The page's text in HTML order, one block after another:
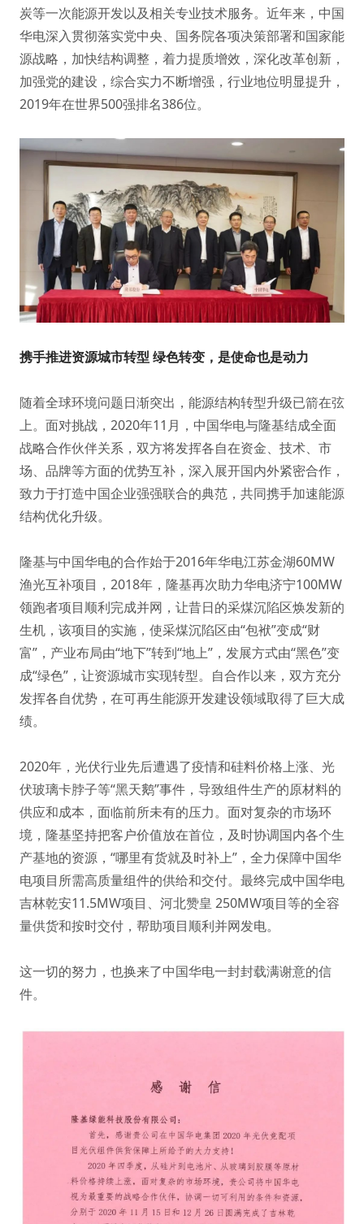
炭等一次能源开发以及相关专业技术服务。近年来，中国
华电深入贯彻落实党中央、国务院各项决策部署和国家能
源战略，加快结构调整，着力提质增效，深化改革创新，
加强党的建设，综合实力不断增强，行业地位明显提升，
2019年在世界500强排名386位。
携手推进资源城市转型 绿色转变，是使命也是动力
随着全球环境问题日渐突出，能源结构转型升级已箭在弦
上。面对挑战，2020年11月，中国华电与隆基结成全面
战略合作伙伴关系，双方将发挥各自在资金、技术、市
场、品牌等方面的优势互补，深入展开国内外紧密合作，
致力于打造中国企业强强联合的典范，共同携手加速能源
结构优化升级。
隆基与中国华电的合作始于2016年华电江苏金湖60MW
渔光互补项目，2018年，隆基再次助力华电济宁100MW
领跑者项目顺利完成并网，让昔日的采煤沉陷区焕发新的
生机，该项目的实施，使采煤沉陷区由“包袱”变成“财
富”，产业布局由“地下”转到“地上”，发展方式由“黑色”变
成“绿色”，让资源城市实现转型。自合作以来，双方充分
发挥各自优势，在可再生能源开发建设领域取得了巨大成
绩。
2020年，光伏行业先后遭遇了疫情和硅料价格上涨、光
伏玻璃卡脖子等“黑天鹅”事件，导致组件生产的原材料的
供应和成本，面临前所未有的压力。面对复杂的市场环
境，隆基坚持把客户价值放在首位，及时协调国内各个生
产基地的资源，“哪里有货就及时补上”，全力保障中国华
电项目所需高质量组件的供给和交付。最终完成中国华电
吉林乾安11.5MW项目、河北赞皇 250MW项目等的全容
量供货和按时交付，帮助项目顺利并网发电。
这一切的努力，也换来了中国华电一封封载满谢意的信
件。